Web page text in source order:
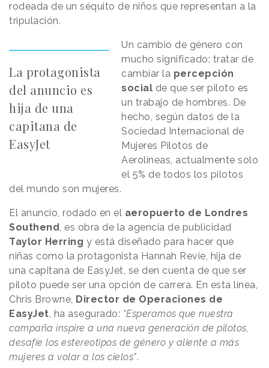
rodeada de un séquito de niños que representan a la
tripulación.
La protagonista
del anuncio es
hija de una
capitana de
EasyJet
Un cambio de género con
mucho significado: tratar de
cambiar la percepción
social de que ser piloto es
un trabajo de hombres. De
hecho, según datos de la
Sociedad Internacional de
Mujeres Pilotos de
Aerolíneas, actualmente solo
el 5% de todos los pilotos
del mundo son mujeres.
El anuncio, rodado en el aeropuerto de Londres
Southend, es obra de la agencia de publicidad
Taylor Herring y está diseñado para hacer que
niñas como la protagonista Hannah Revie, hija de
una capitana de EasyJet, se den cuenta de que ser
piloto puede ser una opción de carrera. En esta línea,
Chris Browne, Director de Operaciones de
EasyJet, ha asegurado: "Esperamos que nuestra
campaña inspire a una nueva generación de pilotos,
desafíe los estereotipos de género y aliente a más
mujeres a volar a los cielos".